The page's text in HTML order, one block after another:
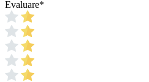
Evaluare*